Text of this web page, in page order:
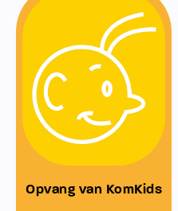
Opvang van KomKids